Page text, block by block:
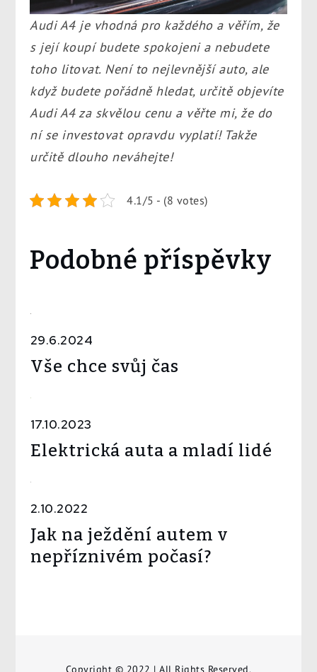
Audi A4 je vhodná pro každého a věřím, že
s její koupí budete spokojeni a nebudete
toho litovat. Není to nejlevnější auto, ale
když budete pořádně hledat, určitě objevíte
Audi A4 za skvělou cenu a věřte mi, že do
ní se investovat opravdu vyplatí! Takže
určitě dlouho neváhejte!
4.1/5 - (8 votes)
Podobné příspěvky
29.6.2024
Vše chce svůj čas
17.10.2023
Elektrická auta a mladí lidé
2.10.2022
Jak na ježdění autem v
nepříznivém počasí?
Copyright © 2022 | All Rights Reserved.